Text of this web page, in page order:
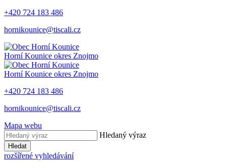
+420 724 183 486
hornikounice@tiscali.cz
Horní Kounice okres Znojmo
Horní Kounice okres Znojmo
+420 724 183 486
hornikounice@tiscali.cz
Mapa webu
Hledaný výraz
Hledat
rozšířené vyhledávání